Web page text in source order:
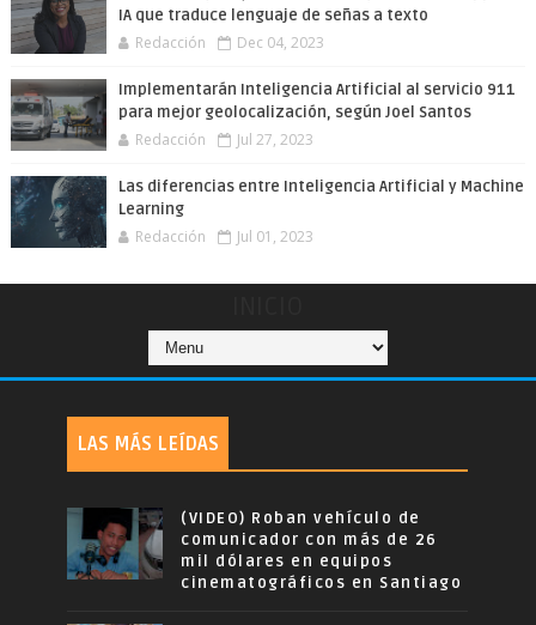
IA que traduce lenguaje de señas a texto
Redacción Dec 04, 2023
Implementarán Inteligencia Artificial al servicio 911
para mejor geolocalización, según Joel Santos
Redacción Jul 27, 2023
Las diferencias entre Inteligencia Artificial y Machine
Learning
Redacción Jul 01, 2023
LAS MÁS LEÍDAS
(VIDEO) Roban vehículo de
comunicador con más de 26
mil dólares en equipos
cinematográficos en Santiago